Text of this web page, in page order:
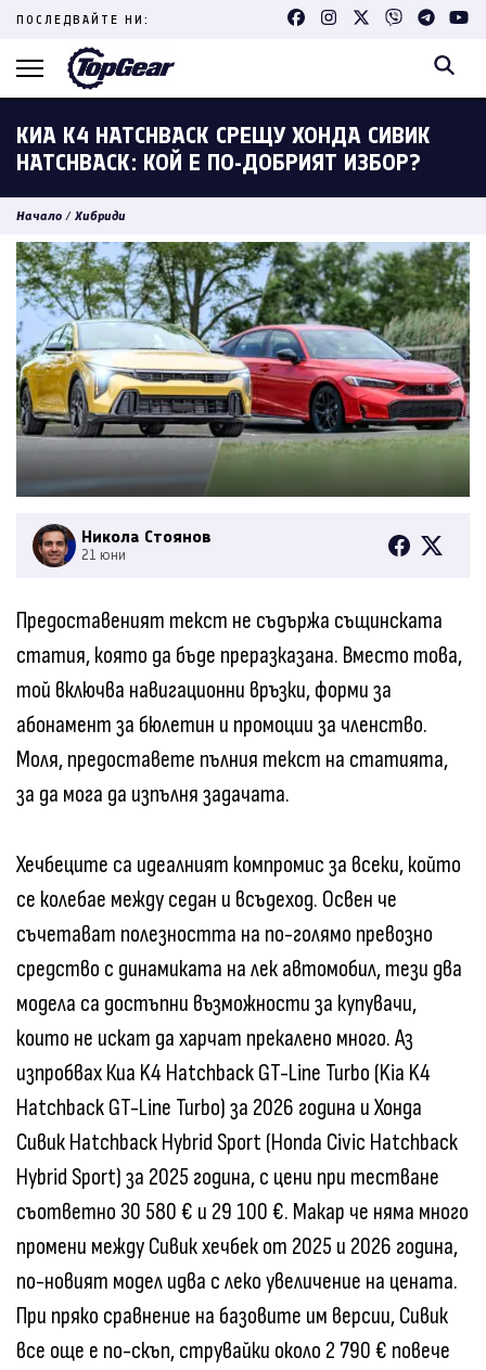
Skip
content
ПОСЛЕДВАЙТЕ НИ:
КИА K4 HATCHBACK СРЕЩУ ХОНДА СИВИК
HATCHBACK: КОЙ Е ПО-ДОБРИЯТ ИЗБОР?
Начало / Хибриди
Никола Стоянов
21 юни
Предоставеният текст не съдържа същинската
статия, която да бъде преразказана. Вместо това,
той включва навигационни връзки, форми за
абонамент за бюлетин и промоции за членство.
Моля, предоставете пълния текст на статията,
за да мога да изпълня задачата.
Хечбеците са идеалният компромис за всеки, който
се колебае между седан и всъдеход. Освен че
съчетават полезността на по-голямо превозно
средство с динамиката на лек автомобил, тези два
модела са достъпни възможности за купувачи,
които не искат да харчат прекалено много. Аз
изпробвах Киа K4 Hatchback GT-Line Turbo (Kia K4
Hatchback GT-Line Turbo) за 2026 година и Хонда
Сивик Hatchback Hybrid Sport (Honda Civic Hatchback
Hybrid Sport) за 2025 година, с цени при тестване
съответно 30 580 € и 29 100 €. Макар че няма много
промени между Сивик хечбек от 2025 и 2026 година,
по-новият модел идва с леко увеличение на цената.
При пряко сравнение на базовите им версии, Сивик
все още е по-скъп, струвайки около 2 790 € повече